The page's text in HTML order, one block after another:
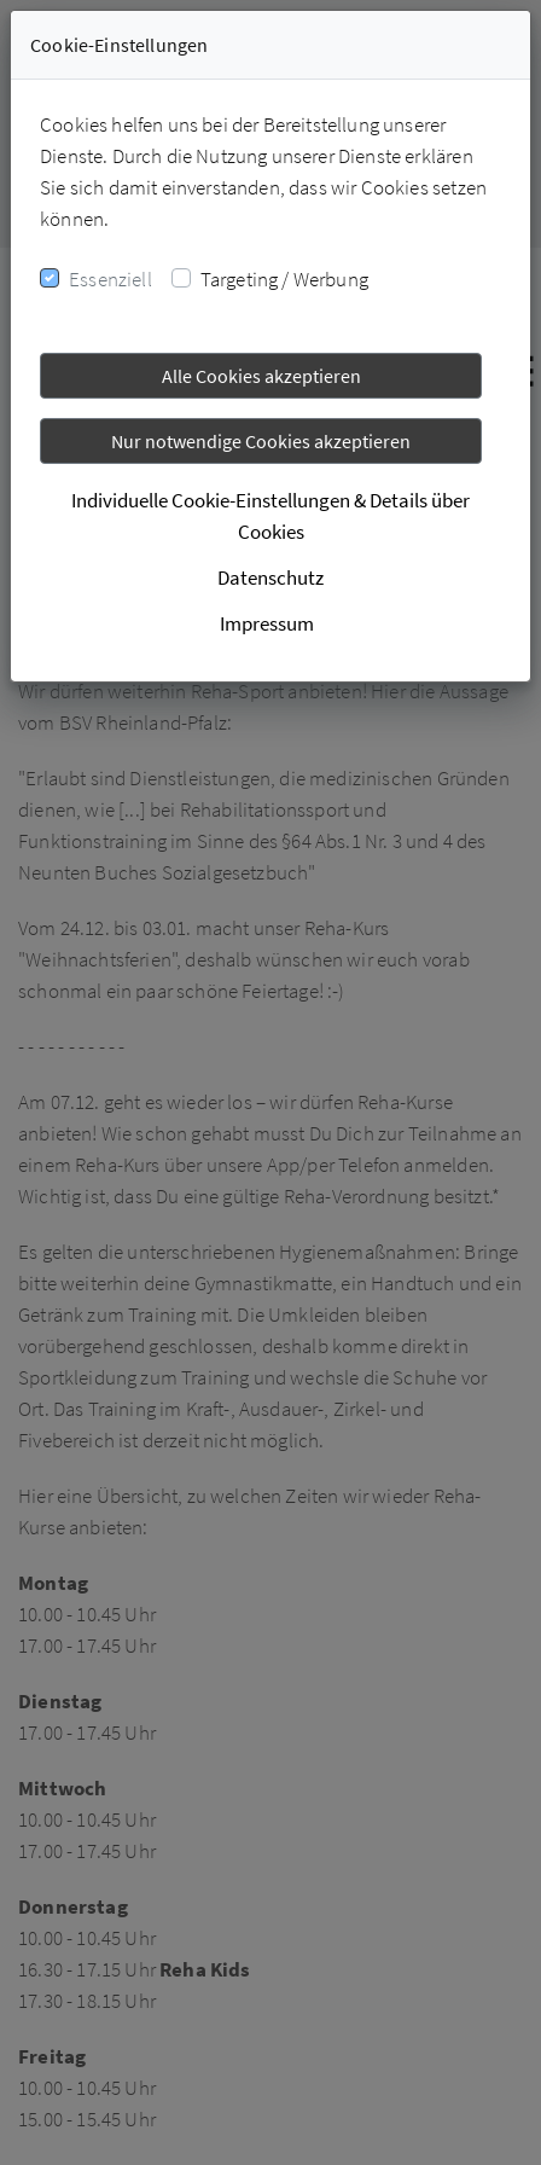
+49-6331-228226
REHA-SPORTLER AUFGEPASST!
Wir dürfen weiterhin Reha-Sport anbieten! Hier die Aussage
vom BSV Rheinland-Pfalz:
"Erlaubt sind Dienstleistungen, die medizinischen Gründen
dienen, wie [...] bei Rehabilitationssport und
Funktionstraining im Sinne des §64 Abs.1 Nr. 3 und 4 des
Neunten Buches Sozialgesetzbuch"
Vom 24.12. bis 03.01. macht unser Reha-Kurs
"Weihnachtsferien", deshalb wünschen wir euch vorab
schonmal ein paar schöne Feiertage! :-)
- - - - - - - - - - -
Am 07.12. geht es wieder los – wir dürfen Reha-Kurse
anbieten! Wie schon gehabt musst Du Dich zur Teilnahme an
einem Reha-Kurs über unsere App/per Telefon anmelden.
Wichtig ist, dass Du eine gültige Reha-Verordnung besitzt.*
Es gelten die unterschriebenen Hygienemaßnahmen: Bringe
bitte weiterhin deine Gymnastikmatte, ein Handtuch und ein
Getränk zum Training mit. Die Umkleiden bleiben
vorübergehend geschlossen, deshalb komme direkt in
Sportkleidung zum Training und wechsle die Schuhe vor
Ort. Das Training im Kraft-, Ausdauer-, Zirkel- und
Fivebereich ist derzeit nicht möglich.
Hier eine Übersicht, zu welchen Zeiten wir wieder Reha-
Kurse anbieten:
Montag
10.00 - 10.45 Uhr
17.00 - 17.45 Uhr
Dienstag
17.00 - 17.45 Uhr
Mittwoch
10.00 - 10.45 Uhr
17.00 - 17.45 Uhr
Donnerstag
10.00 - 10.45 Uhr
16.30 - 17.15 UhrReha Kids
17.30 - 18.15 Uhr
Freitag
10.00 - 10.45 Uhr
15.00 - 15.45 Uhr
Cookie-Einstellungen
Cookies helfen uns bei der Bereitstellung unserer
Dienste. Durch die Nutzung unserer Dienste erklären
Sie sich damit einverstanden, dass wir Cookies setzen
können.
Essenziell Targeting / Werbung
Alle Cookies akzeptieren
Nur notwendige Cookies akzeptieren
Individuelle Cookie-Einstellungen & Details über
Cookies
Datenschutz
Impressum